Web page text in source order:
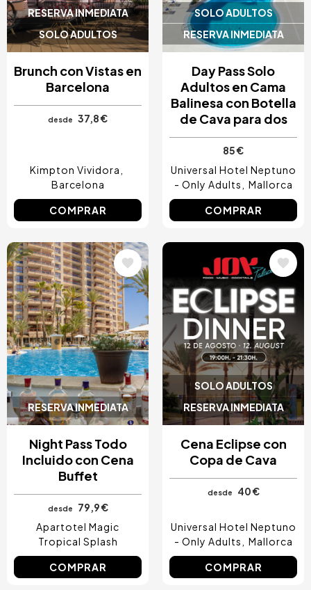
RESERVA INMEDIATA
SOLO ADULTOS
Brunch con Vistas en
Barcelona
desde 37,8 €
Kimpton Vividora
Barcelona
COMPRAR
SOLO ADULTOS
RESERVA INMEDIATA
Day Pass Solo
Adultos en Cama
Balinesa con Botella
de Cava para dos
85 €
Universal Hotel Neptuno
- Only Adults
Mallorca
COMPRAR
RESERVA INMEDIATA
Image
Night Pass Todo
Incluido con Cena
Buffet
desde
79,9 €
Apartotel Magic
Tropical Splash
COMPRAR
SOLO ADULTOS
RESERVA INMEDIATA
Image
Cena Eclipse con
Copa de Cava
desde 40 €
Universal Hotel Neptuno
- Only Adults
Mallorca
COMPRAR